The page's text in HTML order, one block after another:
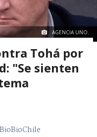
AGENCIA UNO.
Tohá por
"Se sienten